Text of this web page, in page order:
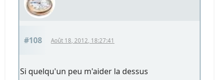
#108 Août 18, 2012, 18:27:41
Si quelqu'un peu m'aider la dessus